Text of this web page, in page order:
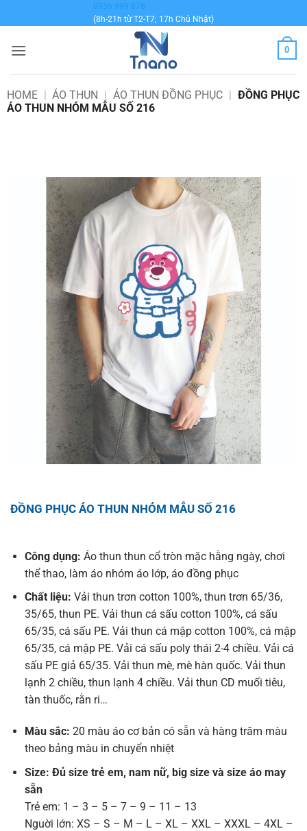
qua
dung
0936 999 878
(8h-21h từ T2-T7; 17h Chủ Nhật)
0
HOME | ÁO THUN | ÁO THUN ĐỒNG PHỤC | ĐỒNG PHỤC
ÁO THUN NHÓM MẪU SỐ 216
ĐỒNG PHỤC ÁO THUN NHÓM MẪU SỐ 216
Công dụng: Áo thun thun cổ tròn mặc hằng ngày, chơi
thể thao, làm áo nhóm áo lớp, áo đồng phục
Chất liệu: Vải thun trơn cotton 100%, thun trơn 65/36,
35/65, thun PE. Vải thun cá sấu cotton 100%, cá sấu
65/35, cá sấu PE. Vải thun cá mập cotton 100%, cá mập
65/35, cá mập PE. Vải cá sấu poly thái 2-4 chiều. Vải cá
sấu PE giả 65/35. Vải thun mè, mè hàn quốc. Vải thun
lạnh 2 chiều, thun lạnh 4 chiều. Vải thun CD muối tiêu,
tàn thuốc, rằn ri…
Màu sắc: 20 màu áo cơ bản có sẵn và hàng trăm màu
theo bảng màu in chuyển nhiệt
Size: Đủ size trẻ em, nam nữ, big size và size áo may
sẵn
Trẻ em: 1 – 3 – 5 – 7 – 9 – 11 – 13
Nguời lớn: XS – S – M – L – XL – XXL – XXXL – 4XL –